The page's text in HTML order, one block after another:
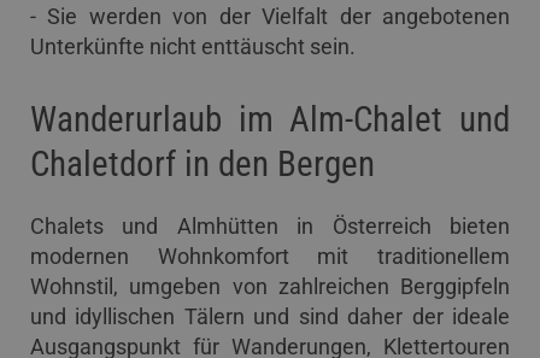
- Sie werden von der Vielfalt der angebotenen
Unterkünfte nicht enttäuscht sein.
Wanderurlaub im Alm-Chalet und
Chaletdorf in den Bergen
Chalets und Almhütten in Österreich bieten
modernen Wohnkomfort mit traditionellem
Wohnstil, umgeben von zahlreichen Berggipfeln
und idyllischen Tälern und sind daher der ideale
Ausgangspunkt für Wanderungen, Klettertouren